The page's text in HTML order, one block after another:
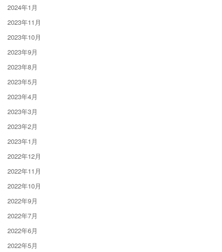
2024年1月
2023年11月
2023年10月
2023年9月
2023年8月
2023年5月
2023年4月
2023年3月
2023年2月
2023年1月
2022年12月
2022年11月
2022年10月
2022年9月
2022年7月
2022年6月
2022年5月